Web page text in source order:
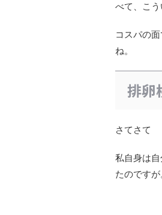
べて、こ
コスパの
ね。
排卵
さてさて
私自身は
たのですが